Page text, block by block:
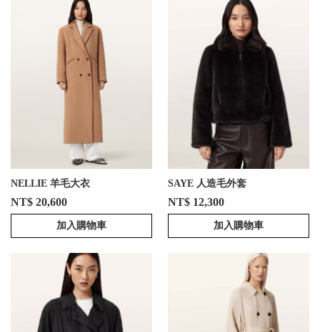
NELLIE 羊毛大衣
NT$ 20,600
加入購物車
SAYE 人造毛外套
NT$ 12,300
加入購物車